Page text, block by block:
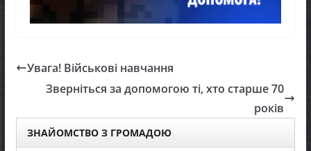
Увага! Військові навчання
Зверніться за допомогою ті, хто старше 70
років
ЗНАЙОМСТВО З ГРОМАДОЮ